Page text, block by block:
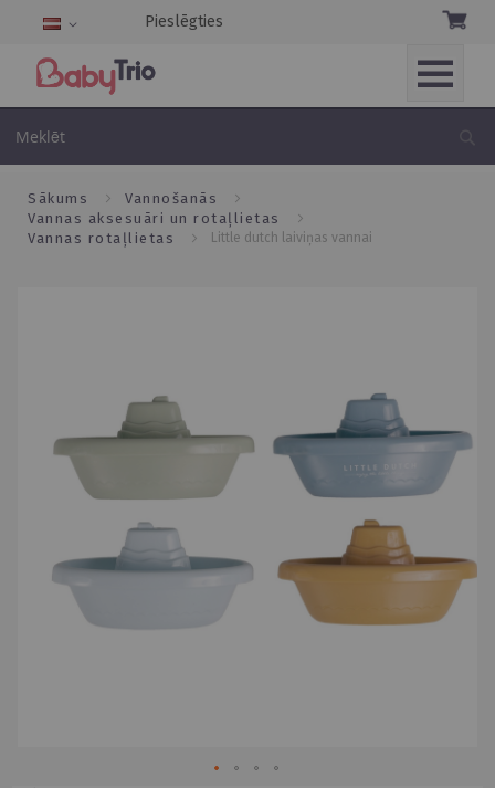
Pieslēgties
Skip
Content
Language
sākums
vannošanās
vannas aksesuāri un rotaļlietas
vannas rotaļlietas
little dutch laiviņas vannai